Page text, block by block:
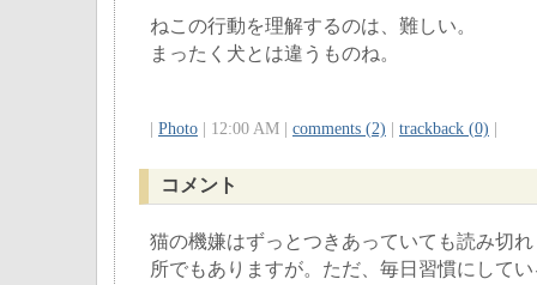
ねこの行動を理解するのは、難しい。
まったく犬とは違うものね。
Photo | 12:00 AM | comments (2) trackback (0)
コメント
猫の機嫌はずっとつきあっていても読み切
所でもありますが。ただ、毎日習慣にして